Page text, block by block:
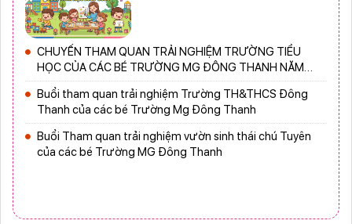
CHUYẾN THAM QUAN TRẢI NGHIỆM TRƯỜNG TIỂU
HỌC CỦA CÁC BÉ TRƯỜNG MG ĐÔNG THANH NĂM
HỌC 2024-2025
Buổi tham quan trải nghiệm Trường TH&THCS Đông
Thanh của các bé Trường Mg Đông Thanh
Buổi Tham quan trải nghiệm vườn sinh thái chú Tuyên
của các bé Trường MG Đông Thanh